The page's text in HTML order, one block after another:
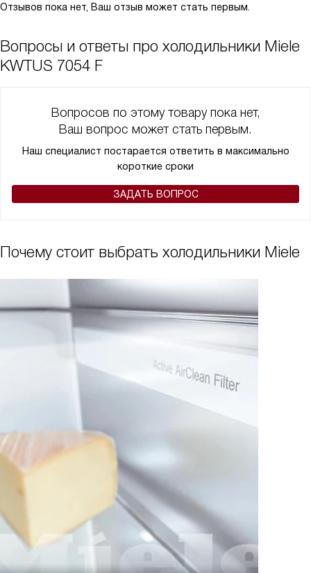
Отзывов пока нет, Ваш отзыв может стать первым.
Вопросы и ответы про холодильники Miele
KWTUS 7054 F
Вопросов по этому товару пока нет,
Ваш вопрос может стать первым.
Наш специалист постарается ответить в максимально
короткие сроки
ЗАДАТЬ ВОПРОС
Почему стоит выбрать холодильники Miele